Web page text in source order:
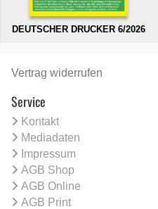
DEUTSCHER DRUCKER 6/2026
Vertrag widerrufen
Service
Kontakt
Mediadaten
Impressum
AGB Shop
AGB Online
AGB Print